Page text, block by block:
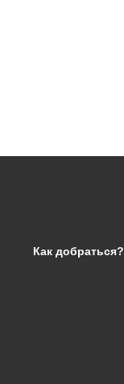
Как добраться?